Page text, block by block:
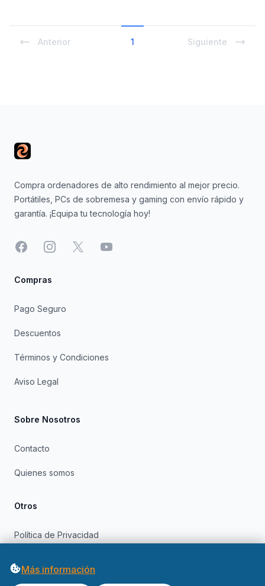
Anterior 1 Siguiente
Compra ordenadores de alto rendimiento al mejor precio.
Portátiles, PCs de sobremesa y gaming con envío rápido y
garantía. ¡Equipa tu tecnología hoy!
FacebookInstagram
X YouTube
Compras
Pago Seguro
Descuentos
Términos y Condiciones
Aviso Legal
Sobre Nosotros
Contacto
Quienes somos
Otros
Política de Privacidad
Más información